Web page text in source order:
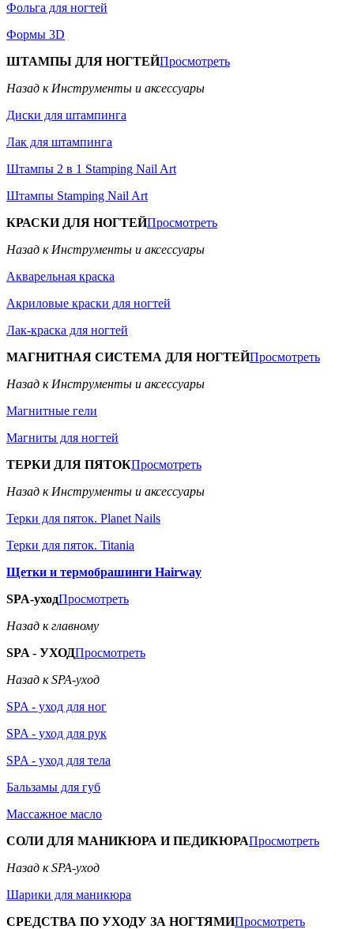
Фольга для ногтей
Формы 3D
ШТАМПЫ ДЛЯ НОГТЕЙПросмотреть
Назад к Инструменты и аксессуары
Диски для штампинга
Лак для штампинга
Штампы 2 в 1 Stamping Nail Art
Штампы Stamping Nail Art
КРАСКИ ДЛЯ НОГТЕЙПросмотреть
Назад к Инструменты и аксессуары
Акварельная краска
Акриловые краски для ногтей
Лак-краска для ногтей
МАГНИТНАЯ СИСТЕМА ДЛЯ НОГТЕЙПросмотреть
Назад к Инструменты и аксессуары
Магнитные гели
Магниты для ногтей
ТЕРКИ ДЛЯ ПЯТОКПросмотреть
Назад к Инструменты и аксессуары
Терки для пяток. Planet Nails
Терки для пяток. Titania
Щетки и термобрашинги Hairway
SPA-уходПросмотреть
Назад к главному
SPA - УХОДПросмотреть
Назад к SPA-уход
SPA - уход для ног
SPA - уход для рук
SPA - уход для тела
Бальзамы для губ
Массажное масло
СОЛИ ДЛЯ МАНИКЮРА И ПЕДИКЮРАПросмотреть
Назад к SPA-уход
Шарики для маникюра
СРЕДСТВА ПО УХОДУ ЗА НОГТЯМИПросмотреть